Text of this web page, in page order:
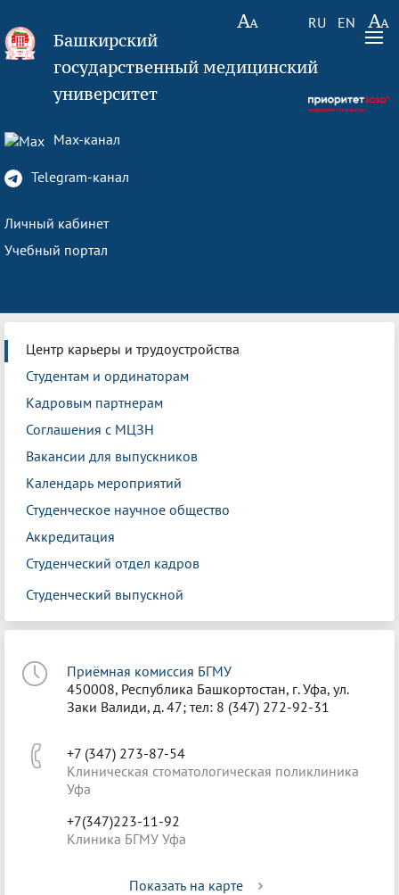
RU EN
Башкирский
государственный медицинский
университет
Max-канал
Telegram-канал
Личный кабинет
Учебный портал
Центр карьеры и трудоустройства
Студентам и ординаторам
Кадровым партнерам
Соглашения с МЦЗН
Вакансии для выпускников
Календарь мероприятий
Студенческое научное общество
Аккредитация
Студенческий отдел кадров
Студенческий выпускной
Приёмная комиссия БГМУ
450008, Республика Башкортостан, г. Уфа, ул.
Заки Валиди, д. 47; тел: 8 (347) 272-92-31
+7 (347) 273-87-54
Клиническая стоматологическая поликлиника
Уфа
+7(347)223-11-92
Клиника БГМУ Уфа
Показать на карте